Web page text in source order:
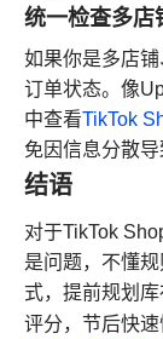
统一检查多店
如果你是多店
订单状态。像
中查看TikTok
免因信息分散导
结语
对于TikTok
是问题，不懂规
式，提前规划
评分，节后快速